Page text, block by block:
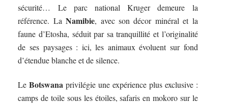
sécurité… Le parc national Kruger demeure la
référence. LaNamibie, avec son décor minéral et la
faune d’Etosha, séduit par sa tranquillité et l’originalité
de ses paysages : ici, les animaux évoluent sur fond
d’étendue blanche et de silence.
LeBotswana privilégie une expérience plus exclusive :
camps de toile sous les étoiles, safaris en mokoro sur le